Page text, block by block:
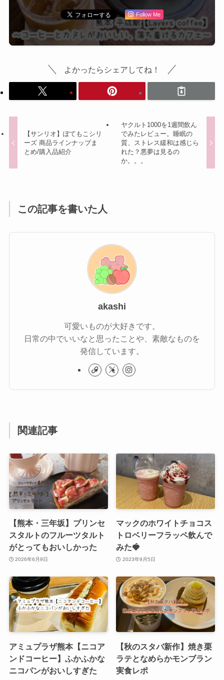
Follow Me
よかったらシェアしてね！
【サンリオ】ぽてもこシリ
ーズ 商品ラインナップま
とめ/購入品紹介
ヤクルト1000を1週間飲ん
でみたレビュー。睡眠の
質、ストレス緩和は感じら
れた？悪夢は見るの
か。。。
この記事を書いた人
akashi
可愛いものが大好きです。
日常の中でいいなと思ったことや、素敵なものを
発信しています。
関連記事
【熊本・三年坂】プリンセ
スタルトのフルーツタルト
がとってもおいしかった
2026年6月9日
マックのホワイトチョコス
トロベリーフラッペ飲んで
みた🍓
2023年9月5日
アミュプラザ熊本【ニコア
ンドコーヒー】ふかふかな
ニコパンがおいしすぎた
【秋のスタバ新作】焼き栗
ラテとなめらかモンブラン
実食レポ